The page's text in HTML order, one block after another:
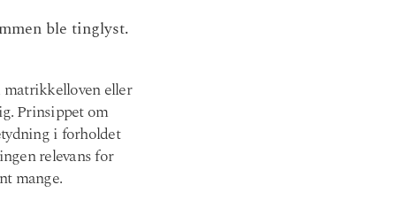
ble tinglyst.
matrikkelloven eller
Prinsippet om
i forholdet
relevans for
mange.